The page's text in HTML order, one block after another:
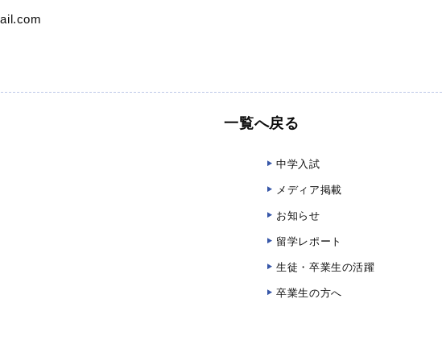
一覧へ戻る
中学入試
メディア掲載
お知らせ
留学レポート
生徒・卒業生の活躍
卒業生の方へ